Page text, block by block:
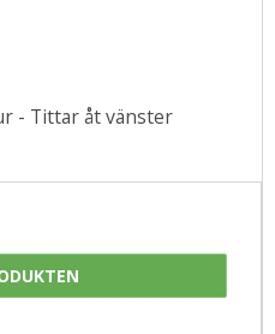
- Tittar åt vänster